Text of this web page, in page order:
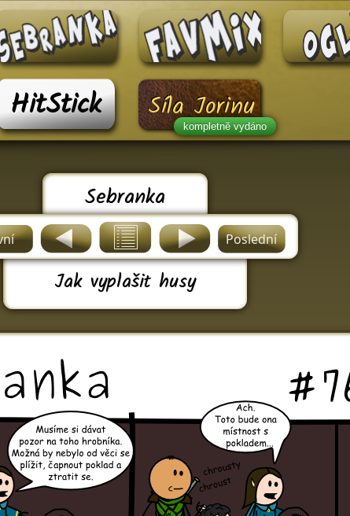
HitStick Síla Jorinu
kompletně vydáno
Sebranka
Poslední
Jak vyplašit husy